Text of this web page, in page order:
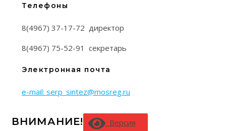
Телефоны
8(4967) 37-17-72 директор
8(4967) 75-52-91 секретарь
Электронная почта
e-mail: serp_sintez@mosreg.ru
ВНИМАНИЕ!!!
Версия